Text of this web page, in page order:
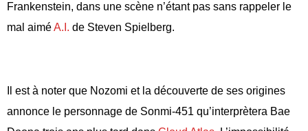
Frankenstein, dans une scène n’étant pas sans rappeler le
mal aiméA.I. de Steven Spielberg.
Il est à noter que Nozomi et la découverte de ses origines
annonce le personnage de Sonmi-451 qu’interprètera Bae